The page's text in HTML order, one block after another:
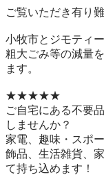
ご覧いただき有り
小牧市とジモティ
粗⼤ごみ等の減量
ます。
★★★★★
ご自宅にある不要
しませんか？
家電、趣味・スポ
飾品、生活雑貨、
て持ち込めます！